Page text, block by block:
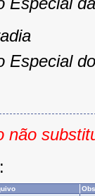
Especial
não